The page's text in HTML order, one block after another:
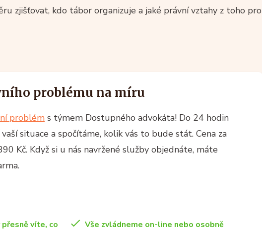
zjišťovat, kdo tábor organizuje a jaké právní vztahy z toho pro
problému na míru
problém s týmem Dostupného advokáta! Do 24 hodin
situace a spočítáme, kolik vás to bude stát. Cena za
Kč. Když si u nás navržené služby objednáte, máte
víte, co
Vše zvládneme on-line nebo osobně